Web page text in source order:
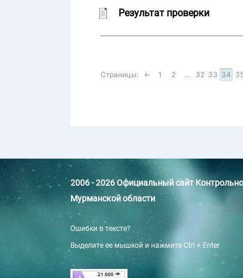
Результат проверки
Страницы: ← 1 2 ... 32 33 34
2006 - 2026 Официальный сайт
Мурманской области
Ошибки в тексте?
Выделите ее мышкой и нажмите Ctrl + Enter